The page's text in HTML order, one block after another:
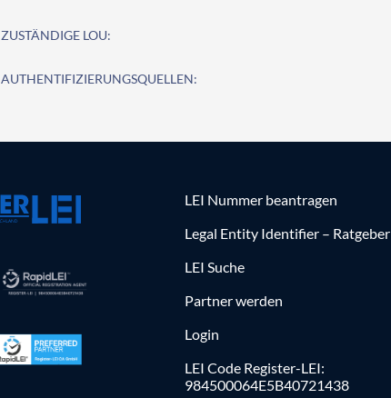
ZUSTÄNDIGE LOU:
AUTHENTIFIZIERUNGSQUELLEN:
LEI Nummer beantragen
Legal Entity Identifier – Ratgeber
LEI Suche
Partner werden
Login
LEI Code Register-LEI:
984500064E5B40721438